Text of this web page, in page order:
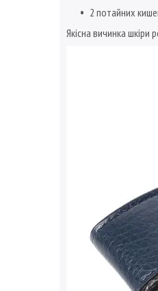
2 потайних
Якісна вичинка шкіри